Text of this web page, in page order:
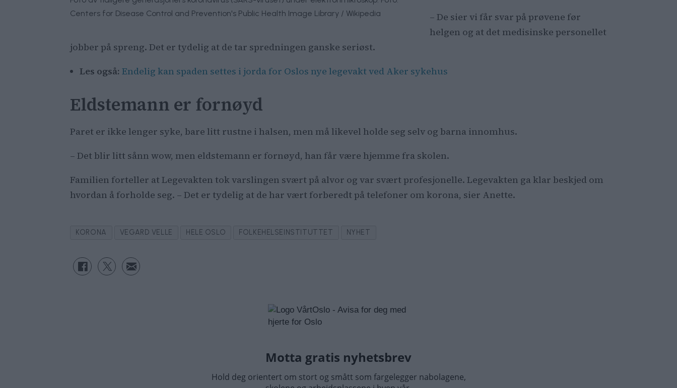
Centers for Disease Control and Prevention's Public Health Image Library / Wikipedia
– De sier vi får svar på prøvene før
helgen og at det medisinske personellet
jobber på spreng. Det er tydelig at de tar spredningen ganske seriøst.
Les også: Endelig kan spaden settes i jorda for Oslos nye legevakt ved Aker sykehus
Eldstemann er fornøyd
Paret er ikke lenger syke, bare litt rustne i halsen, men må likevel holde seg selv og barna innomhus.
– Det blir litt sånn wow, men eldstemann er fornøyd, han får være hjemme fra skolen.
Familien forteller at Legevakten tok varslingen svært på alvor og var svært profesjonelle. Legevakten ga klar beskjed om
hvordan å forholde seg. – Det er tydelig at de har vært forberedt på telefoner om korona, sier Anette.
KORONA VEGARD VELLE HELE OSLO FOLKEHELSEINSTITUTTET NYHET